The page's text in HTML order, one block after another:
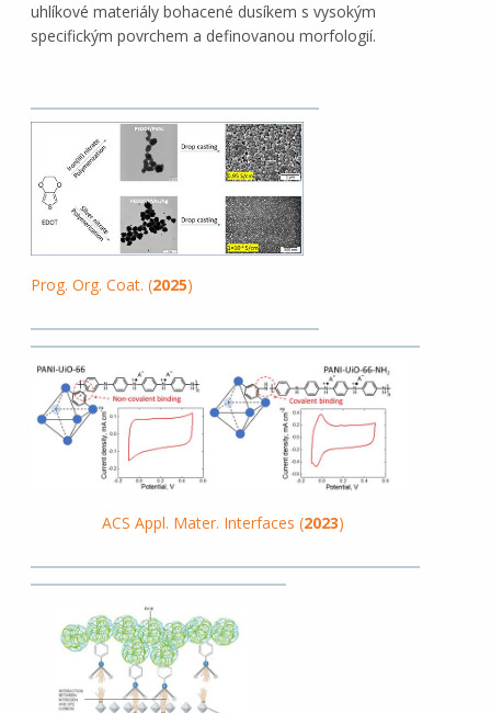
uhlíkové materiály bohacené dusíkem s vysokým
specifickým povrchem a definovanou morfologií.
Prog. Org. Coat. (2025)
ACS Appl. Mater. Interfaces (2023)